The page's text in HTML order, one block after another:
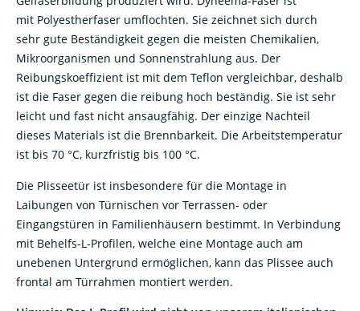
mit Polyestherfaser umflochten. Sie zeichnet sich durch
sehr gute Beständigkeit gegen die meisten Chemikalien,
Mikroorganismen und Sonnenstrahlung aus. Der
Reibungskoeffizient ist mit dem Teflon vergleichbar, deshalb
ist die Faser gegen die reibung hoch beständig. Sie ist sehr
leicht und fast nicht ansaugfähig. Der einzige Nachteil
dieses Materials ist die Brennbarkeit. Die Arbeitstemperatur
ist bis 70 °C, kurzfristig bis 100 °C.
Laibungen von Türnischen vor Terrassen- oder
Eingangstüren in Familienhäusern bestimmt. In Verbindung
mit Behelfs-L-Profilen, welche eine Montage auch am
unebenen Untergrund ermöglichen, kann das Plissee auch
frontal am Türrahmen montiert werden.